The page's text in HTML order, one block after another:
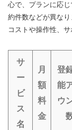
心で、プランに応
約件数などが異なり
コストや操作性、
サ
ー
ビ
ス
名
月
額
料
金
登
能
ウ